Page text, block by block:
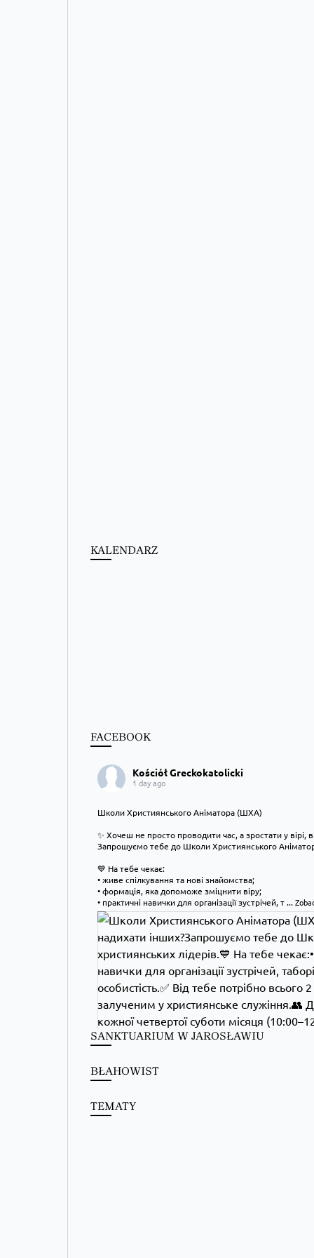
KALENDARZ
FACEBOOK
Kościół Greckokatolicki
1 day ago
Школи Християнського Аніматора (ШХА)
✨ Хочеш не просто проводити час, а зростати у вірі,
Запрошуємо тебе до Школи Християнського
💙 На тебе чекає:
• живе спілкування та нові знайомства;
• формація, яка допоможе зміцнити віру;
• практичні навички для організації зустрічей, т...
SANKTUARIUM W JAROSŁAWIU
BŁAHOWIST
TEMATY